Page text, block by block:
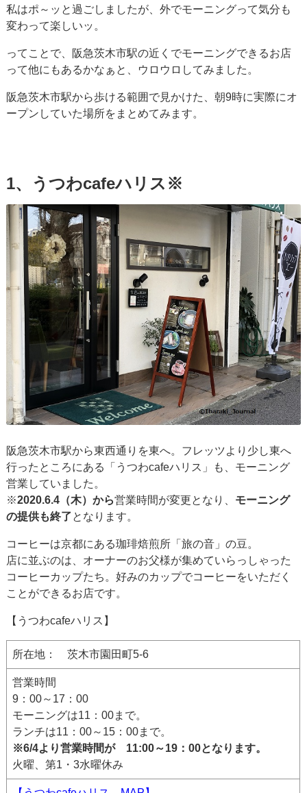
私はポ～ッと過ごしましたが、外でモーニングって気分も
変わって楽しいッ。
ってことで、阪急茨木市駅の近くでモーニングできるお店
って他にもあるかなぁと、ウロウロしてみました。
阪急茨木市駅から歩ける範囲で見かけた、朝9時に実際にオ
ープンしていた場所をまとめてみます。
1、うつわcafeハリス ※
阪急茨木市駅から東西通りを東へ。フレッツより少し東へ
行ったところにある「うつわcafeハリス」も、モーニング
営業していました。
※2020.6.4（木）から営業時間が変更となり、 モーニング
の提供も終了となります。
コーヒーは京都にある珈琲焙煎所「旅の音」の豆。
店に並ぶのは、オーナーのお父様が集めていらっしゃった
コーヒーカップたち。好みのカップでコーヒーをいただく
ことができるお店です。
【うつわcafeハリス】
所在地： 茨木市園田町5-6
営業時間
9：00～17：00
モーニングは11：00まで。
ランチは11：00～15：00まで。
※6/4より営業時間が 11:00～19：00となります。
火曜、第1・3水曜休み